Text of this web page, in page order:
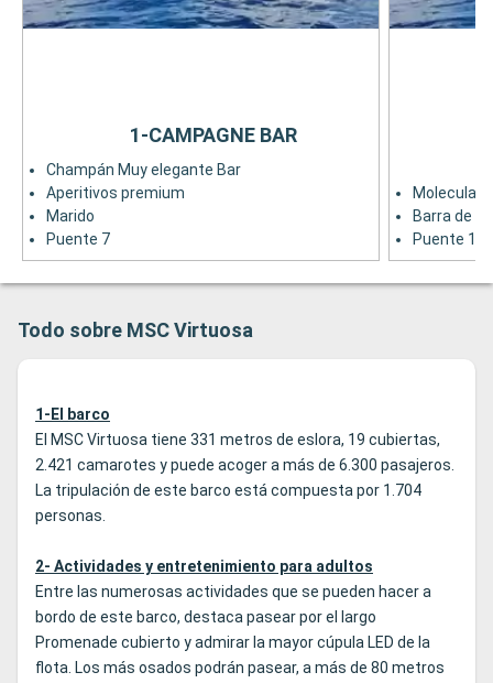
Champán Muy elegante Bar
Aperitivos premium
Marido
Puente 7
1-CAMPAGNE BAR
Barra de
Puente 18
Todo sobre MSC Virtuosa
1-El barco
El MSC Virtuosa tiene 331 metros de eslora, 19 cubiertas,
2.421 camarotes y puede acoger a más de 6.300 pasajeros.
La tripulación de este barco está compuesta por 1.704
personas.
2- Actividades y entretenimiento para adultos
Entre las numerosas actividades que se pueden hacer a
bordo de este barco, destaca pasear por el largo
Promenade cubierto y admirar la mayor cúpula LED de la
flota. Los más osados podrán pasear, a más de 80 metros